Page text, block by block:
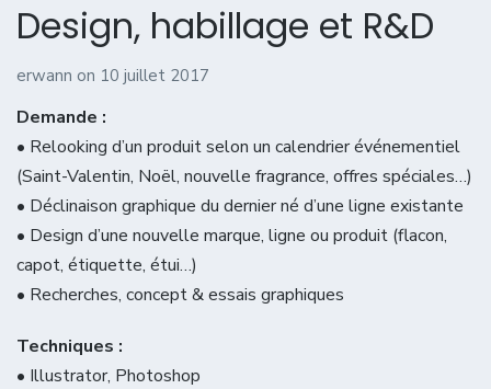
Design, habillage et R&D
erwann on 10 juillet 2017
Demande :
• Relooking d’un produit selon un calendrier événementiel
(Saint-Valentin, Noël, nouvelle fragrance, offres spéciales…)
• Déclinaison graphique du dernier né d’une ligne existante
• Design d’une nouvelle marque, ligne ou produit (flacon,
capot, étiquette, étui…)
• Recherches, concept & essais graphiques
Techniques :
• Illustrator, Photoshop